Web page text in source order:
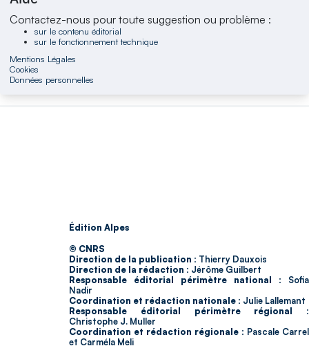
Contactez-nous pour toute suggestion ou problème :
sur le contenu éditorial
sur le fonctionnement technique
Mentions Légales
Cookies
Données personnelles
Édition Alpes
© CNRS
Direction de la publication : Thierry Dauxois
Direction de la rédaction : Jérôme Guilbert
Responsable éditorial périmètre national : Sofia
Nadir
Coordination et rédaction nationale : Julie Lallemant
Responsable éditorial périmètre régional :
Christophe J. Muller
Coordination et rédaction régionale : Pascale Carrel
et Carméla Meli